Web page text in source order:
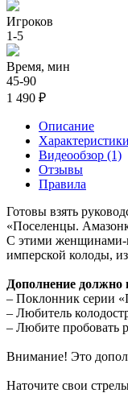
Игроков
1-5
Время, мин
45-90
1 490 ₽
Описание
Характеристики
Видеообзор (1)
Отзывы
Правила
Готовы взять
«Поселенцы.
С этими женщинами-
имперской колоды,
Дополнение должно
– Поклонник серии
– Любитель
– Любите пробовать
Внимание! Это
Наточите свои